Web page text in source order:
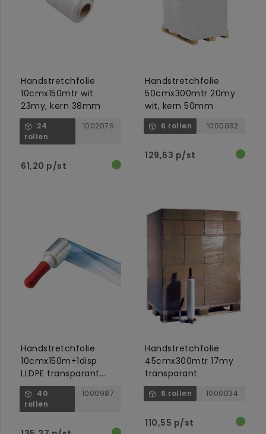
Handstretchfolie
10cmx150mtr wit
23my, kern 38mm
24
rollen
1002076
61,20 p/st
Handstretchfolie
50cmx300mtr 20my
wit, kern 50mm
6 rollen 1000032
129,63 p/st
Handstretchfolie
10cmx150m+1disp
LLDPE transparant
20my inside cling
40
rollen
1000987
Handstretchfolie
45cmx300mtr 17my
transparant
6 rollen 1000034
110,55 p/st